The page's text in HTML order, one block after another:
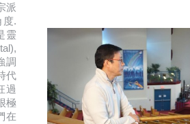
派
度.
靈
調
代
過
極
在